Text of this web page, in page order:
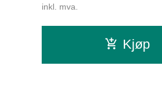
inkl. mva.
Kjøp